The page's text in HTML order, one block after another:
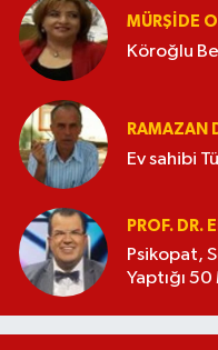
MÜRŞIDE
Köroğlu
RAMAZAN
Ev sahibi
PROF. DR.
Psikopat,
Yaptığı